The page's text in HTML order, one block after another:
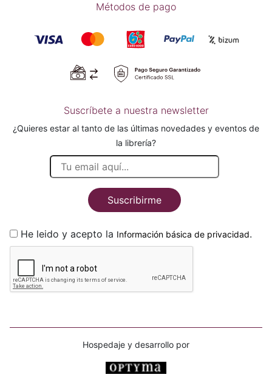
Métodos de pago
Suscríbete a nuestra newsletter
¿Quieres estar al tanto de las últimas novedades y eventos de
la librería?
Suscribirme
He leido y acepto la Información básica de privacidad.
Hospedaje y desarrollo por